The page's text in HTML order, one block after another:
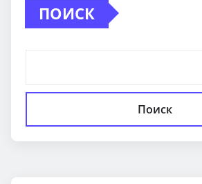
ПОИСК
Поиск